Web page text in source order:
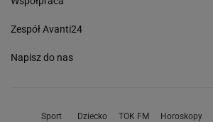
Zespół Avanti24
Napisz do nas
Sport Dziecko TOK FM Horoskopy